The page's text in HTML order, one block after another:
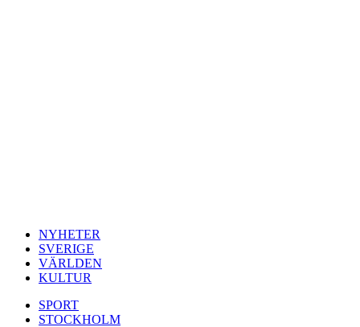
NYHETER
SVERIGE
VÄRLDEN
KULTUR
SPORT
STOCKHOLM